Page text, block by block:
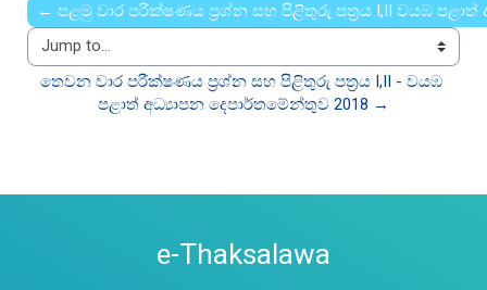
← පළමු වාර පරීක්ෂණය ප්‍රශ්න සහ පිළිතුරු පත්‍රය I,II වයඹ පළාත්
Jump to...
තෙවන වාර පරීක්ෂණය ප්‍රශ්න සහ පිළිතුරු පත්‍රය I,II - වයඹ
පළාත් අධ්‍යාපන දෙපාර්තමේන්තුව 2018 →
e-Thaksalawa